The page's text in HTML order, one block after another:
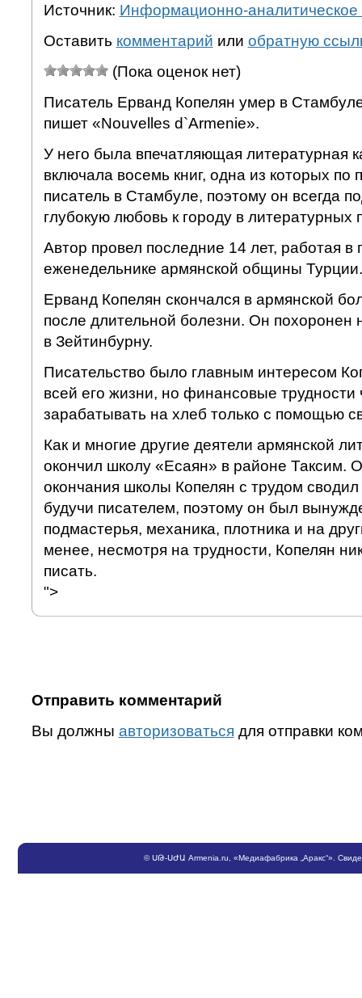
Источник: Информационно-аналитическое
Оставить комментарий или обратную
(Пока оценок нет)
Писатель Ерванд Копелян умер в
пишет «Nouvelles d`Armenie».
У него была впечатляющая литературная
включала восемь книг, одна из которых по
писатель в Стамбуле, поэтому он всегда
глубокую любовь к городу в литературных
Автор провел последние 14 лет, работая в
еженедельнике армянской общины Турции.
Ерванд Копелян скончался в армянской
после длительной болезни. Он
в Зейтинбурну.
Писательство было главным интересом
всей его жизни, но финансовые
зарабатывать на хлеб только с помощью
Как и многие другие деятели армянской
окончил школу «Есаян» в районе Таксим.
окончания школы Копелян с трудом
будучи писателем, поэтому он был
подмастерья, механика, плотника и на
менее, несмотря на трудности, Копелян
писать.
">
Отправить комментарий
Вы должны авторизоваться для отправки
©ՍԹ-ՍԺԱ Armenia.ru , «Медиафабрика „Аракс“».